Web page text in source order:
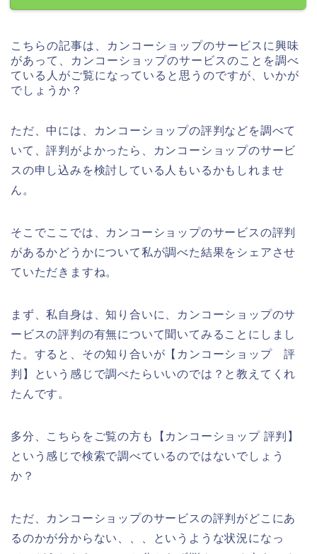
こちらの記事は、カンコーショップのサービスに興味
があって、カンコーショップのサービスのことを調べ
ている人がご覧になっていると思うのですが、いかが
でしょうか？
ただ、中には、カンコーショップの評判などを調べて
いて、評判がよかったら、カンコーショップのサービ
スの申し込みを検討している人もいるかもしれませ
ん。
そこでここでは、カンコーショップのサービスの評判
があるかどうかについて私が調べた結果をシェアさせ
ていただきますね。
まず、私自身は、知り合いに、カンコーショップのサ
ービスの評判の有無について聞いてみることにしまし
た。すると、その知り合いが【カンコーショップ 評
判】という感じで調べたらいいのでは？と教えてくれ
たんです。
多分、こちらをご覧の方も【カンコーショップ 評判】
という感じで検索で調べているのではないでしょう
か？
ただ、カンコーショップのサービスの評判がどこにあ
るのかが分からない、、、というような状況になっ